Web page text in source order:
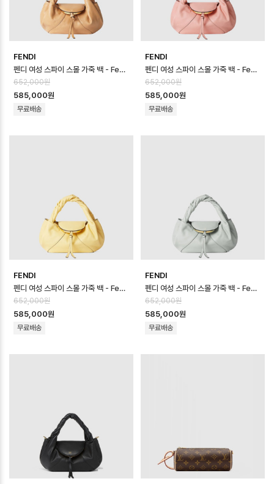
FENDI
펜디 여성 스파이 스몰 가죽 백 - Fendi Womens Spy Small Leather…
652,000원
585,000원
무료배송
FENDI
펜디 여성 스파이 스몰 가죽 백 - Fendi Womens Spy Small Leather…
652,000원
585,000원
무료배송
FENDI
펜디 여성 스파이 스몰 가죽 백 - Fendi Womens Spy Small Leather…
652,000원
585,000원
무료배송
FENDI
펜디 여성 스파이 스몰 가죽 백 - Fendi Womens Spy Small Leather…
652,000원
585,000원
무료배송